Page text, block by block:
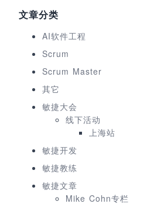
文章分类
AI软件工程
Scrum
Scrum Master
其它
敏捷大会
线下活动
上海站
敏捷开发
敏捷教练
敏捷文章
Mike Cohn专栏